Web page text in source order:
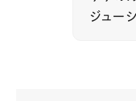
ジュー